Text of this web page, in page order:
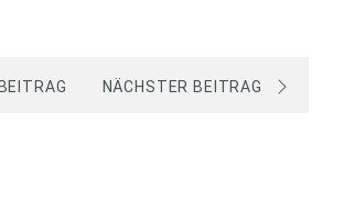
NÄCHSTER BEITRAG